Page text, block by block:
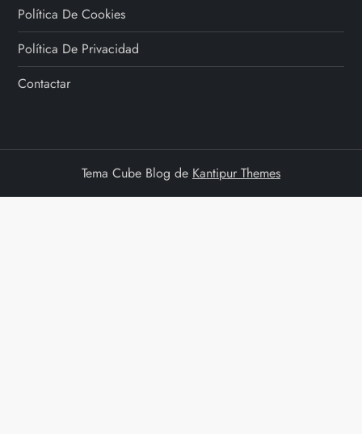
Política De Cookies
Política De Privacidad
Contactar
Tema Cube Blog de Kantipur Themes